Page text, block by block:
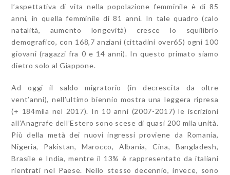
l’aspettativa di vita nella popolazione femminile è di 85
anni, in quella femminile di 81 anni. In tale quadro (calo
natalità, aumento longevità) cresce lo squilibrio
demografico, con 168,7 anziani (cittadini over65) ogni 100
giovani (ragazzi fra 0 e 14 anni). In questo primato siamo
dietro solo al Giappone.
Ad oggi il saldo migratorio (in decrescita da oltre
vent’anni), nell’ultimo biennio mostra una leggera ripresa
(+ 184mila nel 2017). In 10 anni (2007-2017) le iscrizioni
all’Anagrafe dell’Estero sono scese di quasi 200 mila unità.
Più della metà dei nuovi ingressi proviene da Romania,
Nigeria, Pakistan, Marocco, Albania, Cina, Bangladesh,
Brasile e India, mentre il 13% è rappresentato da italiani
rientrati nel Paese. Nello stesso decennio, invece, sono